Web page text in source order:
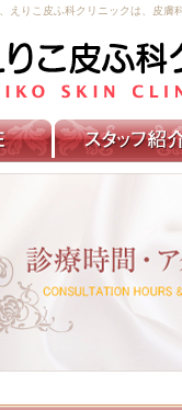
えりこ皮ふ科クリニックは、皮